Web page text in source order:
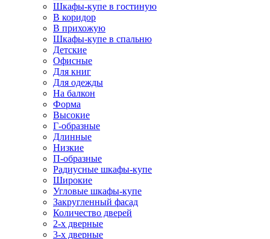
Шкафы-купе в гостиную
В коридор
В прихожую
Шкафы-купе в спальню
Детские
Офисные
Для книг
Для одежды
На балкон
Форма
Высокие
Г-образные
Длинные
Низкие
П-образные
Радиусные шкафы-купе
Широкие
Угловые шкафы-купе
Закругленный фасад
Количество дверей
2-х дверные
3-х дверные